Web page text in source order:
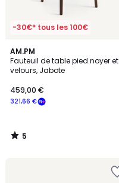
-30€* tous les 100€
AM.PM
Fauteuil de table pied noyer et
velours, Jabote
321,66 €
459,00 €
5
/
5
5
/